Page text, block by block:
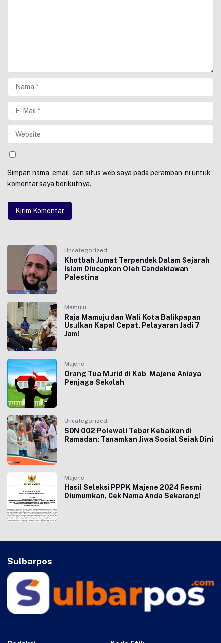
Simpan nama, email, dan situs web saya pada peramban ini untuk
komentar saya berikutnya.
Uncategorized
Khotbah Jumat Terpendek Dalam Sejarah
Islam Diucapkan Oleh Cendekiawan
Palestina
Mamuju
Raja Mamuju dan Wali Kota Balikpapan
Usulkan Kapal Cepat, Pelayaran Jadi 7
Jam!
Majene
Orang Tua Murid di Kab. Majene Aniaya
Penjaga Sekolah
Uncategorized
SDN 002 Polewali Tebar Kebaikan di
Ramadan: Tanamkan Jiwa Sosial Sejak Dini
Majene
Hasil Seleksi PPPK Majene 2024 Resmi
Diumumkan, Cek Nama Anda Sekarang!
Sulbarpos